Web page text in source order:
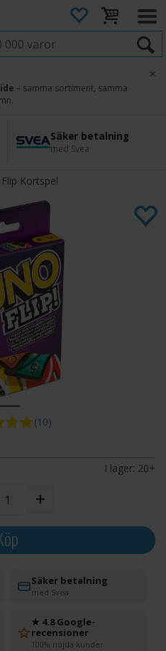
– samma sortiment, samma
×
Säker betalning
med Svea
45 dagars ångerrätt
Enkel retur
Kortspel
(10)
I lager: 20+
+
Säker betalning
med Svea
★ 4.8 Google-
recensioner
100% nöjda kunder